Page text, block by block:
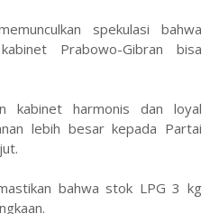
spekulasi bahwa
Prabowo-Gibran bisa
kabinet harmonis dan loyal
lebih besar kepada Partai
bahwa stok LPG 3 kg